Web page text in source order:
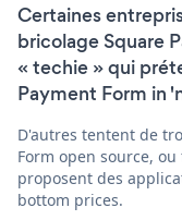
Certaines
bricolage Square
« techie » qui
Payment Form in
D'autres tentent de
Form open source,
proposent des
bottom prices.